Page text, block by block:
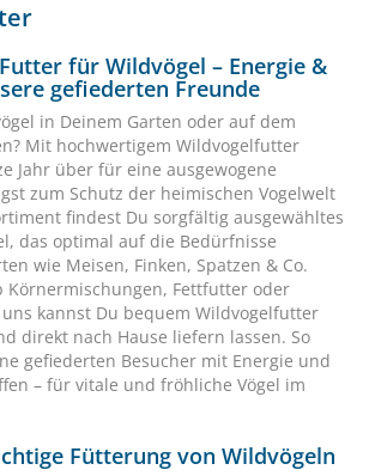
für Wildvögel – Energie &
gefiederten Freunde
in Deinem Garten oder auf dem
Mit hochwertigem Wildvogelfutter
Jahr über für eine ausgewogene
zum Schutz der heimischen Vogelwelt
findest Du sorgfältig ausgewähltes
das optimal auf die Bedürfnisse
wie Meisen, Finken, Spatzen & Co.
Körnermischungen, Fettfutter oder
kannst Du bequem Wildvogelfutter
direkt nach Hause liefern lassen. So
gefiederten Besucher mit Energie und
– für vitale und fröhliche Vögel im
Fütterung von Wildvögeln